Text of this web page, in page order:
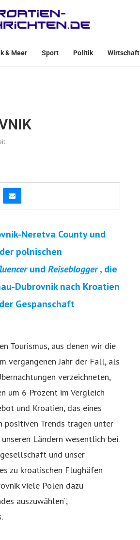
& Meer Sport Politik Wirtschaft
Neretva County und
polnischen
undReiseblogger, die
Dubrovnik nach Kroatien
Gespanschaft
Tourismus, aus denen wir die
vergangenen Jahr der Fall, als
verzeichneten,
um 6 Prozent im Vergleich
und Kroatien, das eines
positiven Trends tragen unter
Ländern wesentlich bei.
und unser
zu kroatischen Flughäfen
viele Polen dazu
auszuwählen“,